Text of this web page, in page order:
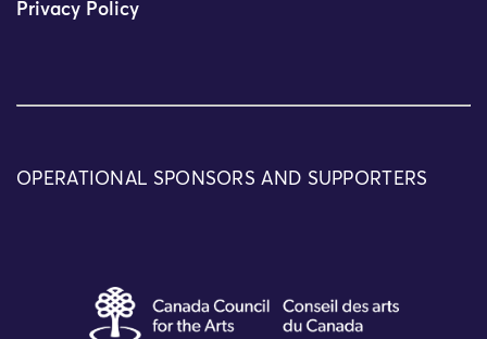
Privacy Policy
OPERATIONAL SPONSORS AND SUPPORTERS